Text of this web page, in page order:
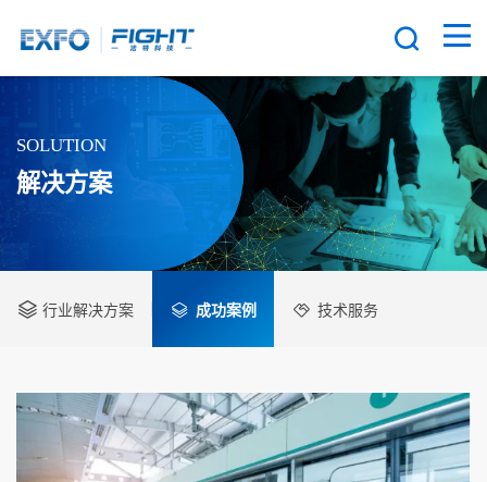
SOLUTION
解决方案
行业解决方案 成功案例 技术服务